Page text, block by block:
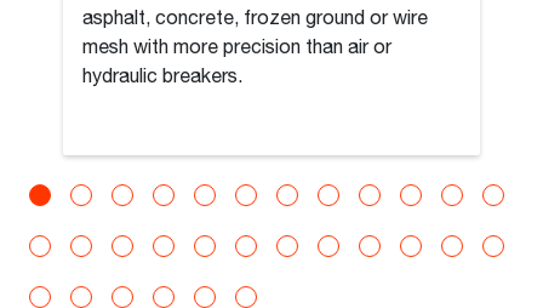
asphalt, concrete, frozen ground or wire
mesh with more precision than air or
hydraulic breakers.